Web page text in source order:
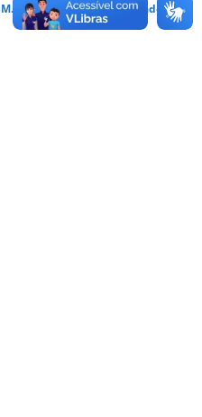
Todos os direitos reservados.